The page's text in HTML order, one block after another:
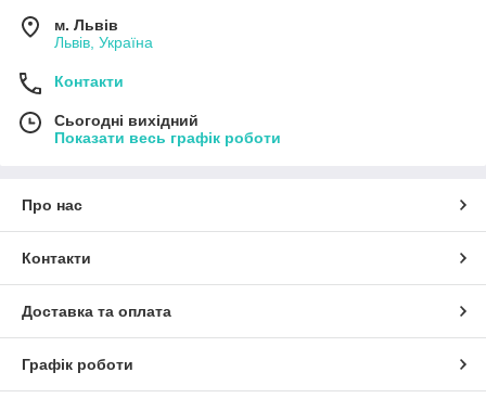
м. Львів
Львів, Україна
Контакти
Сьогодні вихідний
Показати весь графік роботи
Про нас
Контакти
Доставка та оплата
Графік роботи